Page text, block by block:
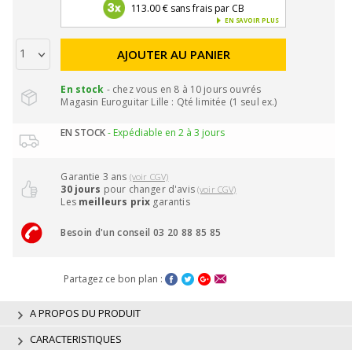
113.00 € sans frais par CB
EN SAVOIR PLUS
AJOUTER AU PANIER
En stock - chez vous en 8 à 10 jours ouvrés
Magasin Euroguitar Lille : Qté limitée (1 seul ex.)
EN STOCK- Expédiable en 2 à 3 jours
Garantie 3 ans (voir CGV)
30 jours pour changer d'avis(voir CGV)
Les meilleurs prix garantis
Besoin d'un conseil 03 20 88 85 85
Partagez ce bon plan :
A PROPOS DU PRODUIT
CARACTERISTIQUES